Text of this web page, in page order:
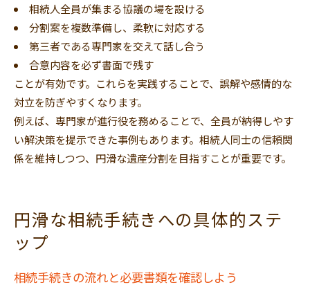
相続人全員が集まる協議の場を設ける
分割案を複数準備し、柔軟に対応する
第三者である専門家を交えて話し合う
合意内容を必ず書面で残す
ことが有効です。これらを実践することで、誤解や感情的な
対立を防ぎやすくなります。
例えば、専門家が進行役を務めることで、全員が納得しやす
い解決策を提示できた事例もあります。相続人同士の信頼関
係を維持しつつ、円滑な遺産分割を目指すことが重要です。
円滑な相続手続きへの具体的ステ
ップ
相続手続きの流れと必要書類を確認しよう